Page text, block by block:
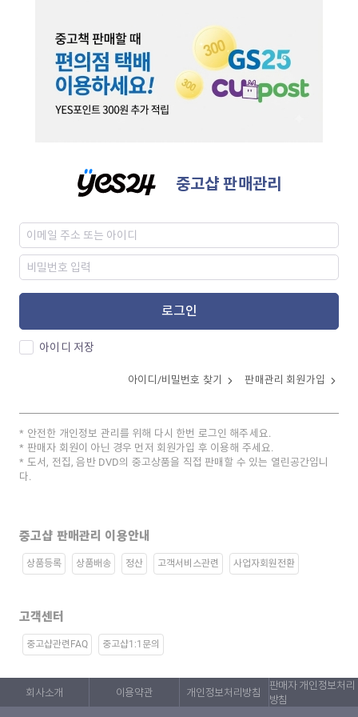
중고샵 판매관리
로그인
아이디 저장
아이디/비밀번호 찾기 판매관리 회원가입
안전한 개인정보 관리를 위해 다시 한번 로그인 해주세요.
판매자 회원이 아닌 경우 먼저 회원가입 후 이용해 주세요.
도서, 전집, 음반 DVD의 중고상품을 직접 판매할 수 있는 열린공간입니
다.
중고샵 판매관리 이용안내
상품등록 상품배송 정산 고객서비스관련 사업자회원전환
고객센터
중고샵관련FAQ 중고샵1:1문의
회사소개 이용약관 개인정보처리방침
판매자 개인정보처리
방침